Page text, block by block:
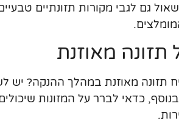
גם לגבי מקורות תזונתיים
מאוזנת
תזונה מאוזנת במהלך ההנקה? יש
כדאי לברר על המזונות